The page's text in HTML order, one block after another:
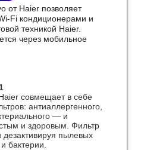
от Haier позволяет
Fi кондиционерами и
техникой Haier.
через мобильное
совмещает в себе
антиаллергенного,
— и
и здоровым. Фильтр
пылевых
бактерии.